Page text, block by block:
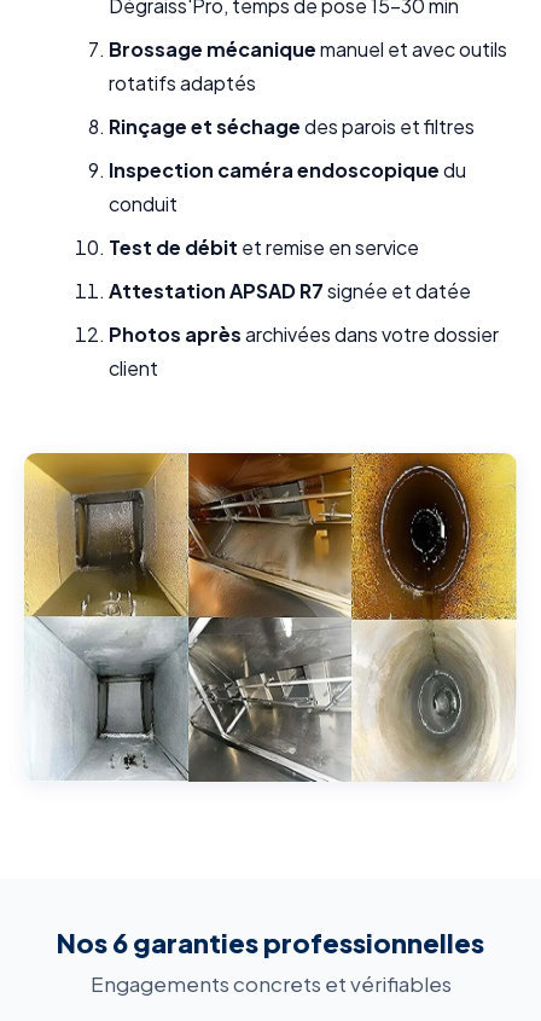
Dégraiss'Pro, temps de pose 15-30 min
Brossage mécaniquemanuel et avec outils
rotatifs adaptés
Rinçage et séchagedes parois et filtres
Inspection caméra endoscopiquedu
conduit
Test de débit et remise en service
Attestation APSAD R7signée et datée
Photos aprèsarchivées dans votre dossier
client
Nos 6 garanties professionnelles
Engagements concrets et vérifiables